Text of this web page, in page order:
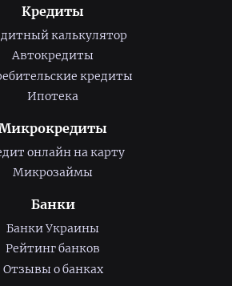
Кредиты
калькулятор
Автокредиты
кредиты
Ипотека
онлайн на карту
Микрозаймы
Банки
Банки Украины
Рейтинг банков
Отзывы о банках